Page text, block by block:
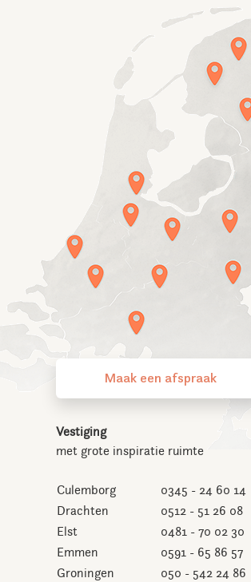
Maak een afspraak
Vestiging
met grote inspiratie ruimte
Culemborg
0345 - 24 60 14
Drachten
0512 - 51 26 08
Elst
0481 - 70 02 30
Emmen
0591 - 65 86 57
Groningen
050 - 542 24 86